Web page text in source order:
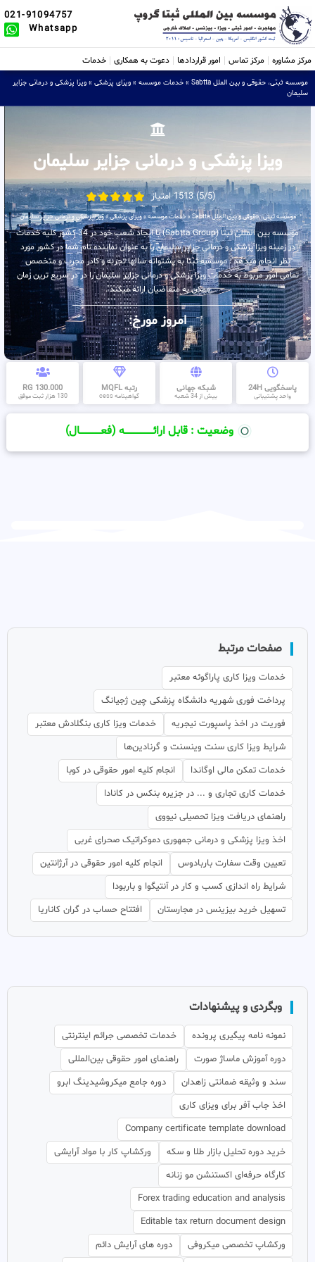
021-91094757
Whatsapp
مرکز مشاوره مرکز تماس امور قراردادها دعوت به همکاری خدمات
موسسه ثبتی، حقوقی و بین الملل Sabtta » خدمات موسسه » ویزای پزشکی » ویزا پزشکی و درمانی جزایر
سلیمان
ویزا پزشکی و درمانی جزایر سلیمان
(5/5) 1513 امتیاز
موسسه ثبتی، حقوقی و بین الملل Sabtta » خدمات موسسه»ویزای پزشکی»ویزا پزشکی و درمانی جزایر سلیمان
موسسه بین المللی ثبتا (Sabtta Group) با ایجاد شعب خود در 34 کشور کلیه خدمات
در زمینه ویزا پزشکی و درمانی جزایر سلیمان را به عنوان نماینده تام شما در کشور مورد
نظر انجام میدهد . موسسه ثبتا به پشتوانه سالها تجربه و کادر مجرب و متخصص
تمامی امور مربوط به خدمات ویزا پزشکی و درمانی جزایر سلیمان را در در سریع ترین زمان
ممکن به متقاضیان ارائه میکند .
امروز مورخ:
پاسخگویی 24H
واحد پشتیبانی
شبکه جهانی
بیش از 34 شعبه
رتبه MQFL
گواهینامه cess
130.000 RG
130 هزار ثبت موفق
وضعیت : قابل ارائــــــــــــــــــــه (فعـــــــــــــــال)
صفحات مرتبط
خدمات ویزا کاری پاراگوئه معتبر
پرداخت فوری شهریه دانشگاه پزشکی چین ژجیانگ
فوریت در اخذ پاسپورت نیجریه
خدمات ویزا کاری بنگلادش معتبر
شرایط ویزا کاری سنت وینسنت و گرنادین‌ها
خدمات تمکن مالی اوگاندا
انجام کلیه امور حقوقی در کوبا
خدمات کاری تجاری و ... در جزیره بنکس در کانادا
راهنمای دریافت ویزا تحصیلی نیووی
اخذ ویزا پزشکی و درمانی جمهوری دموکراتیک صحرای غربی
تعیین وقت سفارت باربادوس
انجام کلیه امور حقوقی در آرژانتین
شرایط راه اندازی کسب و کار در آنتیگوا و باربودا
تسهیل خرید بیزینس در مجارستان
افتتاح حساب در گران کاناریا
وبگردی و پیشنهادات
نمونه نامه پیگیری پرونده
خدمات تخصصی جرائم اینترنتی
دوره آموزش ماساژ صورت
راهنمای امور حقوقی بین‌المللی
سند و وثیقه ضمانتی زاهدان
دوره جامع میکروشیدینگ ابرو
اخذ جاب آفر برای ویزای کاری
Company certificate template download
خرید دوره تحلیل بازار طلا و سکه
ورکشاپ کار با مواد آرایشی
کارگاه حرفه‌ای اکستنشن مو زنانه
Forex trading education and analysis
Editable tax return document design
ورکشاپ تخصصی میکروفی
دوره های آرایش دائم